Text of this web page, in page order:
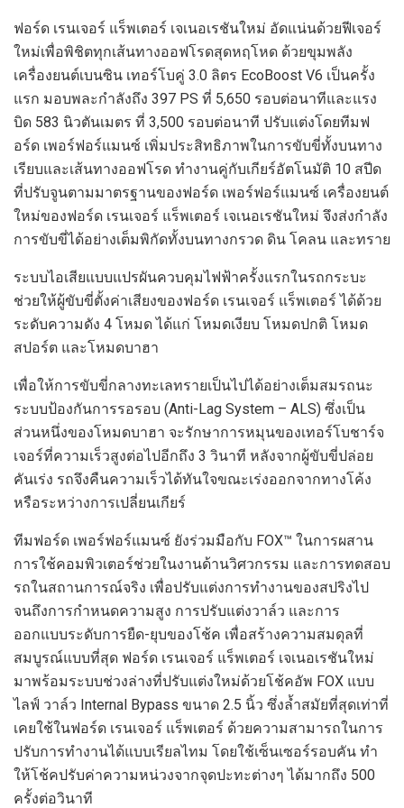
ฟอร์ด เรนเจอร์ แร็พเตอร์ เจเนอเรชันใหม่ อัดแน่นด้วยฟีเจอร์
ใหม่เพื่อพิชิตทุกเส้นทางออฟโรดสุดหฤโหด ด้วยขุมพลัง
เครื่องยนต์เบนซิน เทอร์โบคู่ 3.0 ลิตร EcoBoost V6 เป็นครั้ง
แรก มอบพละกำลังถึง 397 PS ที่ 5,650 รอบต่อนาทีและแรง
บิด 583 นิวตันเมตร ที่ 3,500 รอบต่อนาที ปรับแต่งโดยทีมฟ
อร์ด เพอร์ฟอร์แมนซ์ เพิ่มประสิทธิภาพในการขับขี่ทั้งบนทาง
เรียบและเส้นทางออฟโรด ทำงานคู่กับเกียร์อัตโนมัติ 10 สปีด
ที่ปรับจูนตามมาตรฐานของฟอร์ด เพอร์ฟอร์แมนซ์ เครื่องยนต์
ใหม่ของฟอร์ด เรนเจอร์ แร็พเตอร์ เจเนอเรชันใหม่ จึงส่งกำลัง
การขับขี่ได้อย่างเต็มพิกัดทั้งบนทางกรวด ดิน โคลน และทราย
ระบบไอเสียแบบแปรผันควบคุมไฟฟ้าครั้งแรกในรถกระบะ
ช่วยให้ผู้ขับขี่ตั้งค่าเสียงของฟอร์ด เรนเจอร์ แร็พเตอร์ ได้ด้วย
ระดับความดัง 4 โหมด ได้แก่ โหมดเงียบ โหมดปกติ โหมด
สปอร์ต และโหมดบาฮา
เพื่อให้การขับขี่กลางทะเลทรายเป็นไปได้อย่างเต็มสมรถนะ
ระบบป้องกันการรอรอบ (Anti-Lag System – ALS) ซึ่งเป็น
ส่วนหนึ่งของโหมดบาฮา จะรักษาการหมุนของเทอร์โบชาร์จ
เจอร์ที่ความเร็วสูงต่อไปอีกถึง 3 วินาที หลังจากผู้ขับขี่ปล่อย
คันเร่ง รถจึงคืนความเร็วได้ทันใจขณะเร่งออกจากทางโค้ง
หรือระหว่างการเปลี่ยนเกียร์
ทีมฟอร์ด เพอร์ฟอร์แมนซ์ ยังร่วมมือกับ FOX™ ในการผสาน
การใช้คอมพิวเตอร์ช่วยในงานด้านวิศวกรรม และการทดสอบ
รถในสถานการณ์จริง เพื่อปรับแต่งการทำงานของสปริงไป
จนถึงการกำหนดความสูง การปรับแต่งวาล์ว และการ
ออกแบบระดับการยืด-ยุบของโช้ค เพื่อสร้างความสมดุลที่
สมบูรณ์แบบที่สุด ฟอร์ด เรนเจอร์ แร็พเตอร์ เจเนอเรชันใหม่
มาพร้อมระบบช่วงล่างที่ปรับแต่งใหม่ด้วยโช้คอัพ FOX แบบ
ไลฟ์ วาล์ว Internal Bypass ขนาด 2.5 นิ้ว ซึ่งล้ำสมัยที่สุดเท่าที่
เคยใช้ในฟอร์ด เรนเจอร์ แร็พเตอร์ ด้วยความสามารถในการ
ปรับการทํางานได้แบบเรียลไทม โดยใช้เซ็นเซอร์รอบคัน ทํา
ให้โช้คปรับค่าความหน่วงจากจุดปะทะต่างๆ ได้มากถึง 500
ครั้งต่อวินาที